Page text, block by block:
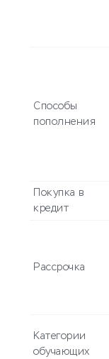
Способы
пополнения
Покупка в
кредит
Рассрочка
Категории
обучающих